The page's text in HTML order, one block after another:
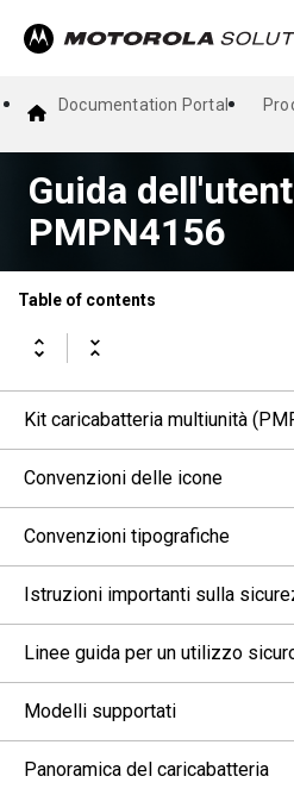
Documentation Portal
Guida
PMPN4156
Table of contents
Kit caricabatteria multiunità
Convenzioni delle icone
Convenzioni tipografiche
Istruzioni importanti sulla
Linee guida per un utilizzo
Modelli supportati
Panoramica del caricabatteria